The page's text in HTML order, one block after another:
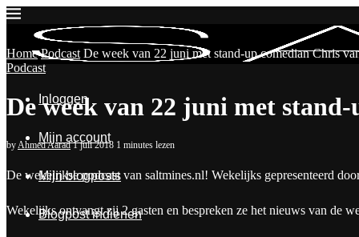
Inloggen
Mijn account
Mijn blogposts
Blogpost indienen
Home Podcast De week van 22 juni met stand-up comedian Chris
Podcast
De week van 22 juni met
byAhmed Aarad 1 juli 2018 1 minutes lezen
De wekelijkse podcast van saltmines.nl! Wekelijks gepresenteerd
Wekelijks ontvangt zij 2 gasten en bespreken ze het nieuws van de